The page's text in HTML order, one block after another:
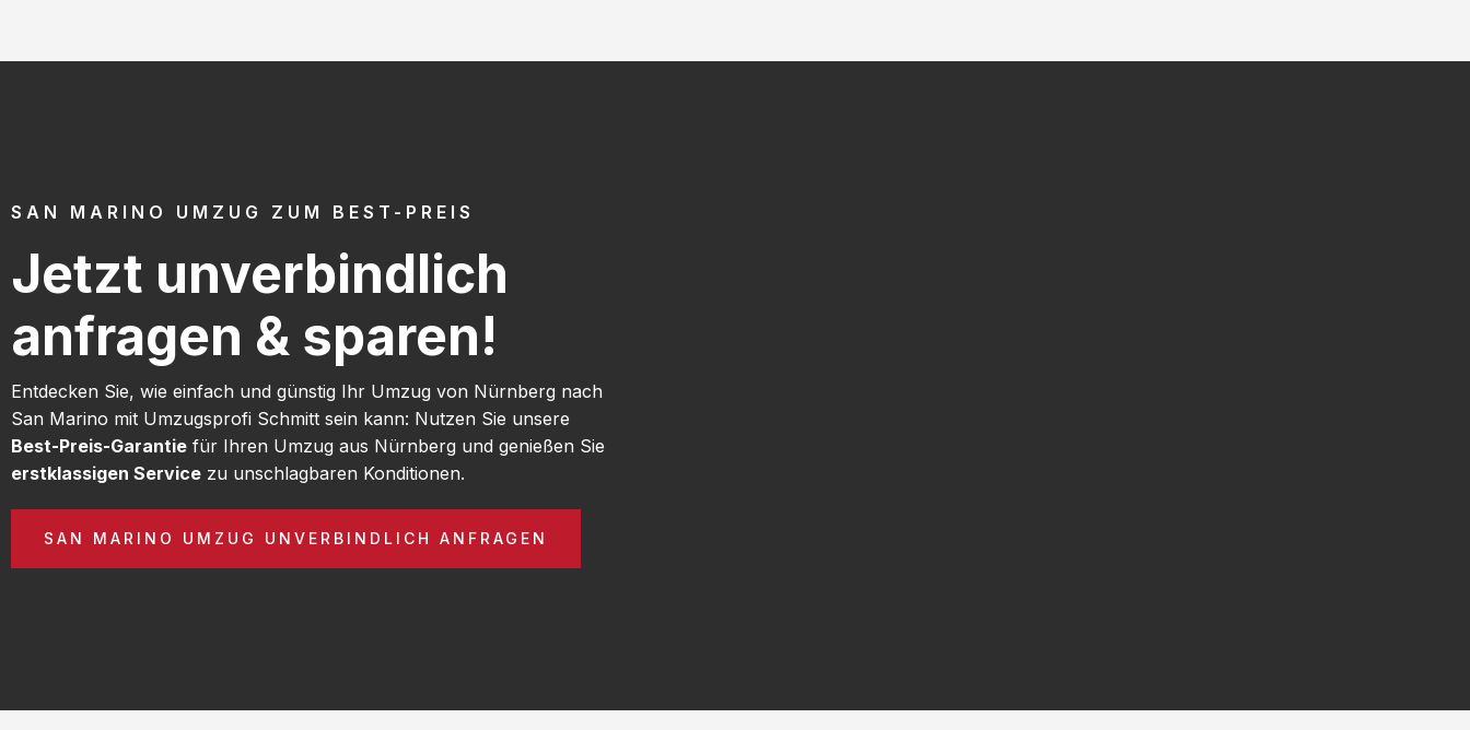
SAN MARINO UMZUG ZUM BEST-PREIS
Jetzt unverbindlich
anfragen & sparen!
Entdecken Sie, wie einfach und günstig Ihr Umzug von Nürnberg nach
San Marino mit Umzugsprofi Schmitt sein kann: Nutzen Sie unsere
Best-Preis-Garantie für Ihren Umzug aus Nürnberg und genießen Sie
erstklassigen Service zu unschlagbaren Konditionen.
SAN MARINO UMZUG UNVERBINDLICH ANFRAGEN